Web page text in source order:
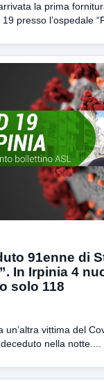
la prima
presso l’ospedale
91enne di
In Irpinia 4
solo 118
un’altra vittima del
nella notte....